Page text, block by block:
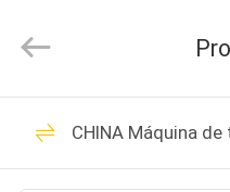
CASA
Instrument
Technology
All
Reserved.
Máquina
CHINA Máquina de